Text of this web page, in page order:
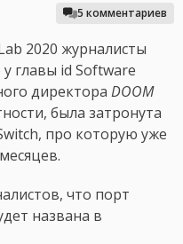
5 комментариев
2020 журналисты
главы id Software
директора DOOM
была затронута
про которую уже
что порт
названа в